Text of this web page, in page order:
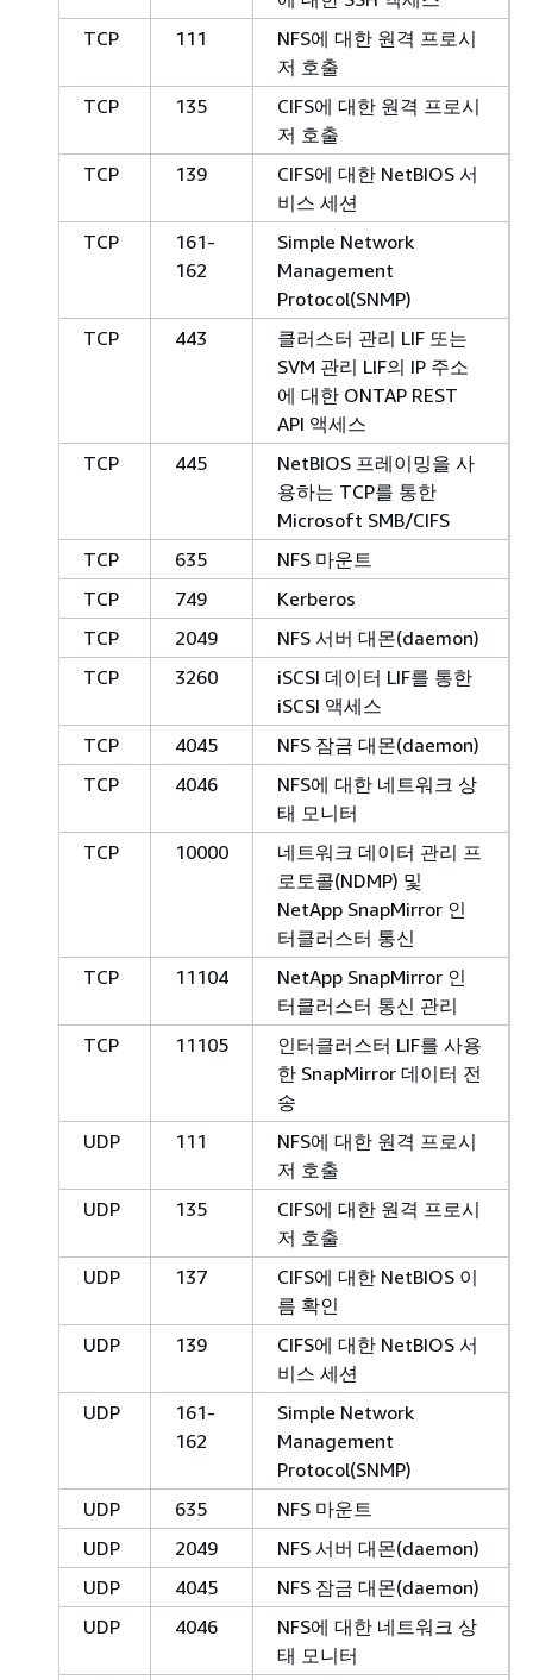
TCP
111
NFS에 대한 원격 프로시
저 호출
TCP
135
CIFS에 대한 원격 프로시
저 호출
TCP
139
CIFS에 대한 NetBIOS 서
비스 세션
TCP
161-
162
Simple Network
Management
Protocol(SNMP)
TCP
443
클러스터 관리 LIF 또는
SVM 관리 LIF의 IP 주소
에 대한 ONTAP REST
API 액세스
TCP
445
NetBIOS 프레이밍을 사
용하는 TCP를 통한
Microsoft SMB/CIFS
TCP
635
NFS 마운트
TCP
749
Kerberos
TCP
2049
NFS 서버 대몬(daemon)
TCP
3260
iSCSI 데이터 LIF를 통한
iSCSI 액세스
TCP
4045
NFS 잠금 대몬(daemon)
TCP
4046
NFS에 대한 네트워크 상
태 모니터
TCP
10000
네트워크 데이터 관리 프
로토콜(NDMP) 및
NetApp SnapMirror 인
터클러스터 통신
TCP
11104
NetApp SnapMirror 인
터클러스터 통신 관리
TCP
11105
인터클러스터 LIF를 사용
한 SnapMirror 데이터 전
송
UDP
111
NFS에 대한 원격 프로시
저 호출
UDP
135
CIFS에 대한 원격 프로시
저 호출
UDP
137
CIFS에 대한 NetBIOS 이
름 확인
UDP
139
CIFS에 대한 NetBIOS 서
비스 세션
UDP
161-
162
Simple Network
Management
Protocol(SNMP)
UDP
635
NFS 마운트
UDP
2049
NFS 서버 대몬(daemon)
UDP
4045
NFS 잠금 대몬(daemon)
UDP
4046
NFS에 대한 네트워크 상
태 모니터